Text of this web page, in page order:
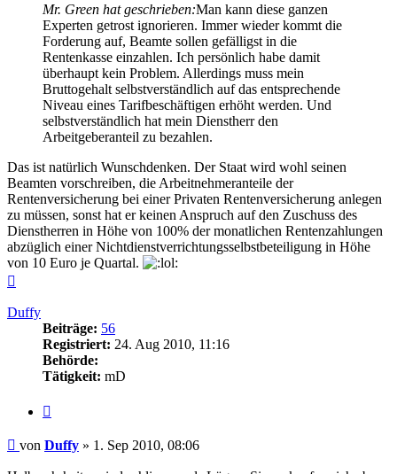
Mr. Green hat geschrieben:Man kann diese ganzen
Experten getrost ignorieren. Immer wieder kommt die
Forderung auf, Beamte sollen gefälligst in die
Rentenkasse einzahlen. Ich persönlich habe damit
überhaupt kein Problem. Allerdings muss mein
Bruttogehalt selbstverständlich auf das entsprechende
Niveau eines Tarifbeschäftigen erhöht werden. Und
selbstverständlich hat mein Dienstherr den
Arbeitgeberanteil zu bezahlen.
Das ist natürlich Wunschdenken. Der Staat wird wohl seinen
Beamten vorschreiben, die Arbeitnehmeranteile der
Rentenversicherung bei einer Privaten Rentenversicherung anlegen
zu müssen, sonst hat er keinen Anspruch auf den Zuschuss des
Dienstherren in Höhe von 100% der monatlichen Rentenzahlungen
abzüglich einer Nichtdienstverrichtungsselbstbeteiligung in Höhe
von 10 Euro je Quartal.
Duffy
Beiträge: 56
Registriert: 24. Aug 2010, 11:16
Behörde:
Tätigkeit: mD
Beitrag
von Duffy » 1. Sep 2010, 08:06